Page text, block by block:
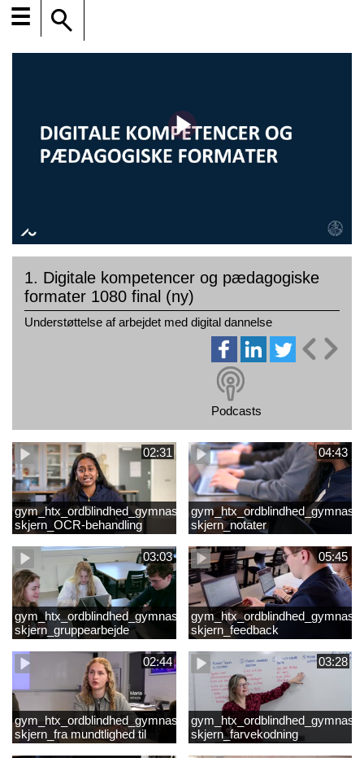
☰
1. Digitale kompetencer og pædagogiske
formater 1080 final (ny)
Understøttelse af arbejdet med digital dannelse
Podcasts
02:31
gym_htx_ordblindhed_gymnasiet
skjern_OCR-behandling
04:43
skjern_notater
03:03
gym_htx_ordblindhed_gymnasiet
skjern_gruppearbejde
05:45
skjern_feedback
02:44
gym_htx_ordblindhed_gymnasiet
skjern_fra mundtlighed til
skriftlighed
03:28
skjern_farvekodning